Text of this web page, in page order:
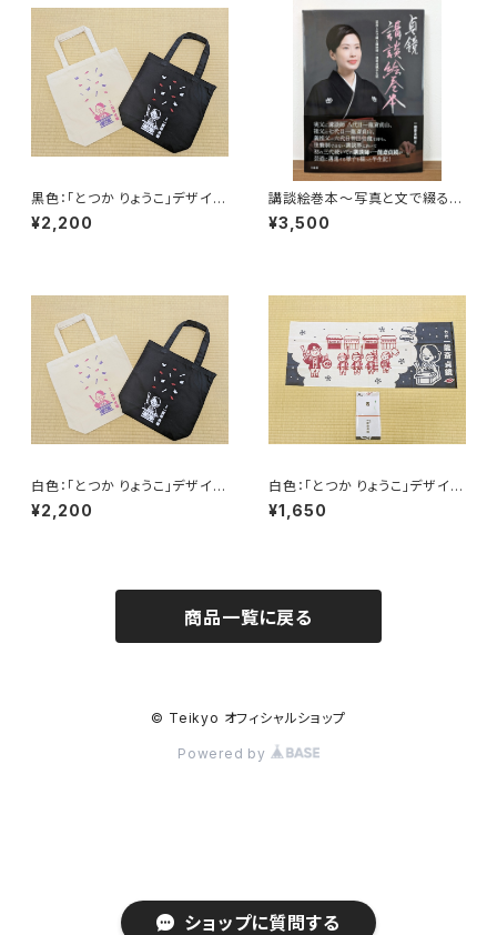
ショップに質問する
黒色：「とつか りょうこ」デザイ
ン トートバッグ
¥2,200
講談絵巻本〜写真と文で綴る一
龍斎貞鏡半生記〜（サイン入り）
¥3,500
白色：「とつか りょうこ」デザイ
ン トートバッグ
¥2,200
白色：「とつか りょうこ」デザイ
ン 手拭い（赤穂浪士の討ち入
り・キスマーク）
¥1,650
商品一覧に戻る
© Teikyo オフィシャルショップ
Powered by